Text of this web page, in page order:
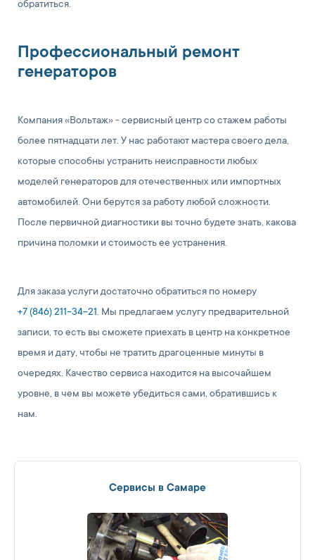
обратиться.
Профессиональный ремонт
генераторов
Компания «Вольтаж» - сервисный центр со стажем работы
более пятнадцати лет. У нас работают мастера своего дела,
которые способны устранить неисправности любых
моделей генераторов для отечественных или импортных
автомобилей. Они берутся за работу любой сложности.
После первичной диагностики вы точно будете знать, какова
причина поломки и стоимость ее устранения.
Для заказа услуги достаточно обратиться по номеру
+7 (846) 211-34-21. Мы предлагаем услугу предварительной
записи, то есть вы сможете приехать в центр на конкретное
время и дату, чтобы не тратить драгоценные минуты в
очередях. Качество сервиса находится на высочайшем
уровне, в чем вы можете убедиться сами, обратившись к
нам.
Сервисы в Самаре